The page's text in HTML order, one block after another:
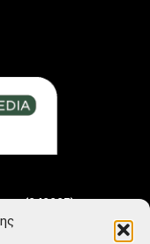
(242225)